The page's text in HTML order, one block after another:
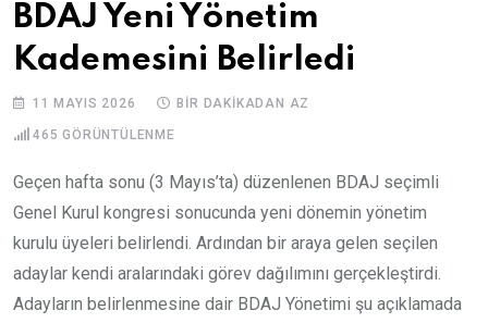
BDAJ Yeni Yönetim
Kademesini Belirledi
11 MAYIS 2026 BIR DAKIKADAN AZ
465 GÖRÜNTÜLENME
Geçen hafta sonu (3 Mayıs’ta) düzenlenen BDAJ seçimli
Genel Kurul kongresi sonucunda yeni dönemin yönetim
kurulu üyeleri belirlendi. Ardından bir araya gelen seçilen
adaylar kendi aralarındaki görev dağılımını gerçekleştirdi.
Adayların belirlenmesine dair BDAJ Yönetimi şu açıklamada